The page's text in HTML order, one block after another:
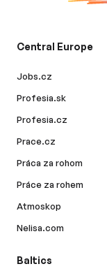
Central Europe
Jobs.cz
Profesia.sk
Profesia.cz
Prace.cz
Práca za rohom
Práce za rohem
Atmoskop
Nelisa.com
Baltics